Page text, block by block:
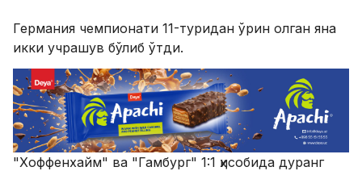
Германия чемпионати 11-туридан ўрин олган яна
икки учрашув бўлиб ўтди.
"Хоффенхайм" ва "Гамбург" 1:1 ҳисобида дуранг